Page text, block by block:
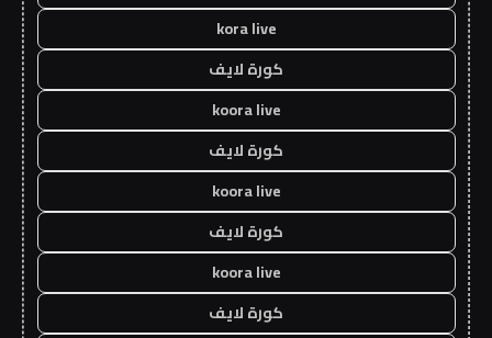
kora live
كورة لايف
koora live
كورة لايف
koora live
كورة لايف
koora live
كورة لايف